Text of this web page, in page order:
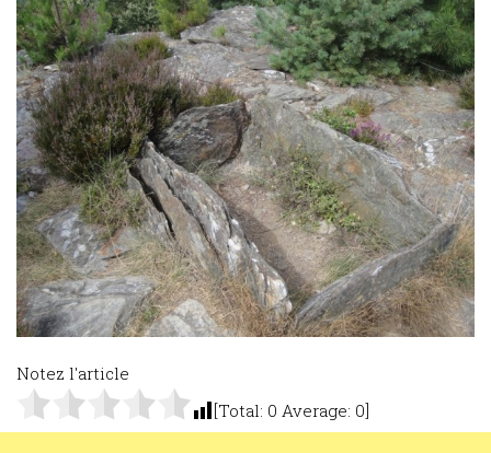
Notez l'article
[Total: 0 Average: 0]